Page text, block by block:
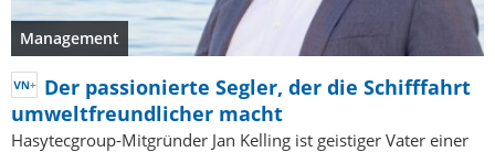
Management
Der passionierte Segler, der die Schifffahrt
umweltfreundlicher macht
Hasytecgroup-Mitgründer Jan Kelling ist geistiger Vater einer